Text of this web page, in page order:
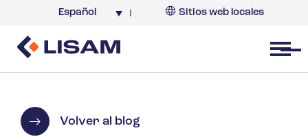
Español Sitios web locales
Open menu
Volver al blog